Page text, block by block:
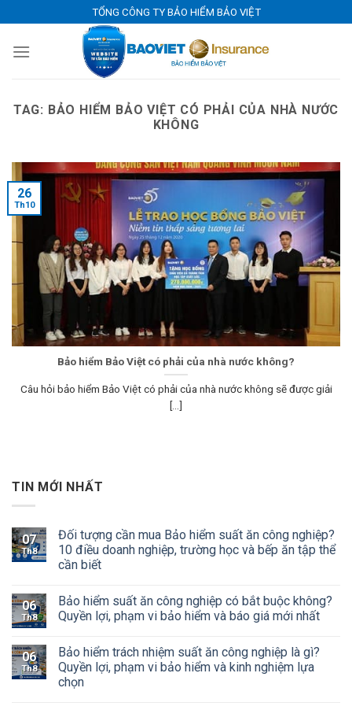
to
content
TỔNG CÔNG TY BẢO HIỂM BẢO VIỆT
TAG: BẢO HIỂM BẢO VIỆT CÓ PHẢI CỦA NHÀ NƯỚC
KHÔNG
Bảo hiểm Bảo Việt có phải của nhà nước không?
Câu hỏi bảo hiểm Bảo Việt có phải của nhà nước không sẽ được giải
[...]
26
Th10
TIN MỚI NHẤT
07
Th8
Đối tượng cần mua Bảo hiểm suất ăn công nghiệp?
10 điều doanh nghiệp, trường học và bếp ăn tập thể
cần biết
06
Th8
Bảo hiểm suất ăn công nghiệp có bắt buộc không?
Quyền lợi, phạm vi bảo hiểm và báo giá mới nhất
06
Th8
Bảo hiểm trách nhiệm suất ăn công nghiệp là gì?
Quyền lợi, phạm vi bảo hiểm và kinh nghiệm lựa
chọn